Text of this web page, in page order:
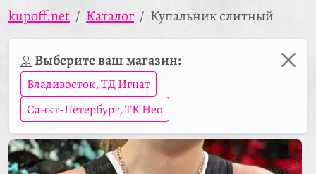
kupoff.net Каталог Купальник слитный
Выберите ваш магазин:
Владивосток, ТД Игнат
Санкт-Петербург, ТК Нео